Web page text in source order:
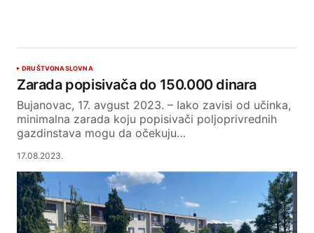
DRUŠTVONASLOVNA
Zarada popisivača do 150.000 dinara
Bujanovac, 17. avgust 2023. – Iako zavisi od učinka,
minimalna zarada koju popisivači poljoprivrednih
gazdinstava mogu da očekuju…
17.08.2023.